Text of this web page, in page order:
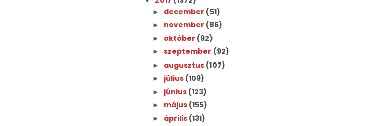
► december (51)
► november (86)
► október (92)
►szeptember (92)
► augusztus (107)
► július (109)
► június (123)
► május (155)
► április (131)